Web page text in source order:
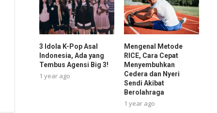
3 Idola K-Pop Asal
Indonesia, Ada yang
Tembus Agensi Big 3!
1 year ago
Mengenal Metode
RICE, Cara Cepat
Menyembuhkan
Cedera dan Nyeri
Sendi Akibat
Berolahraga
1 year ago